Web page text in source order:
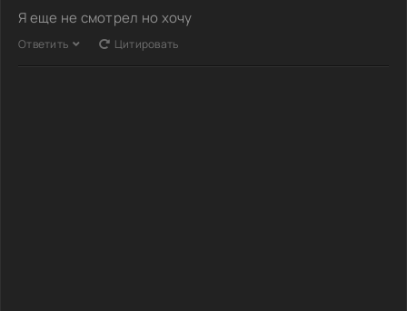
Я еще не смотрел но хочу
Ответить Цитировать